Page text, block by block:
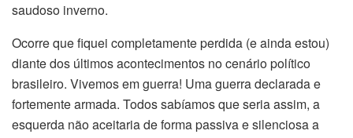
saudoso inverno.
Ocorre que fiquei completamente perdida (e ainda estou)
diante dos últimos acontecimentos no cenário político
brasileiro. Vivemos em guerra! Uma guerra declarada e
fortemente armada. Todos sabíamos que seria assim, a
esquerda não aceitaria de forma passiva e silenciosa a